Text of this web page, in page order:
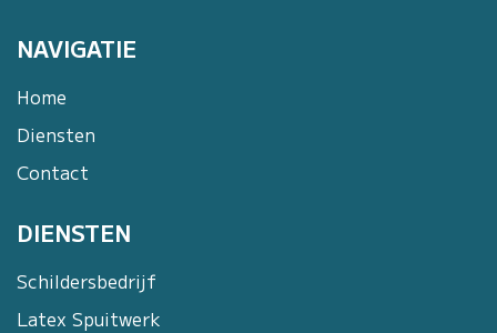
NAVIGATIE
Home
Diensten
Contact
DIENSTEN
Schildersbedrijf
Latex Spuitwerk